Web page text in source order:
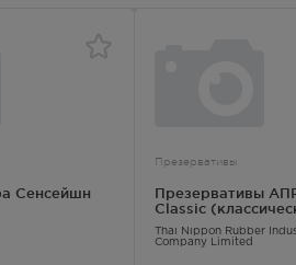
Сенсейшн
Презервативы
Презервативы
Classic
Thai Nippon Rubber
Company Limited